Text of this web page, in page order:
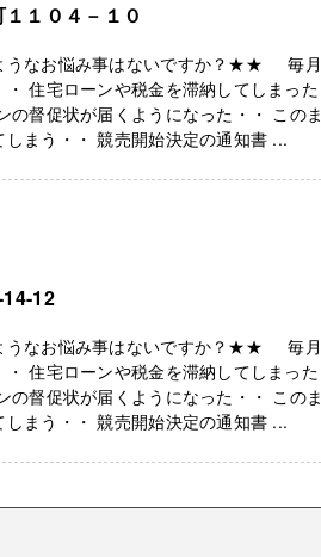
１０４－１０
うなお悩み事はないですか？★★ 毎月
住宅ローンや税金を滞納してしまった
の督促状が届くようになった・・ このま
まう・・ 競売開始決定の通知書 ...
12
うなお悩み事はないですか？★★ 毎月
住宅ローンや税金を滞納してしまった
の督促状が届くようになった・・ このま
まう・・ 競売開始決定の通知書 ...